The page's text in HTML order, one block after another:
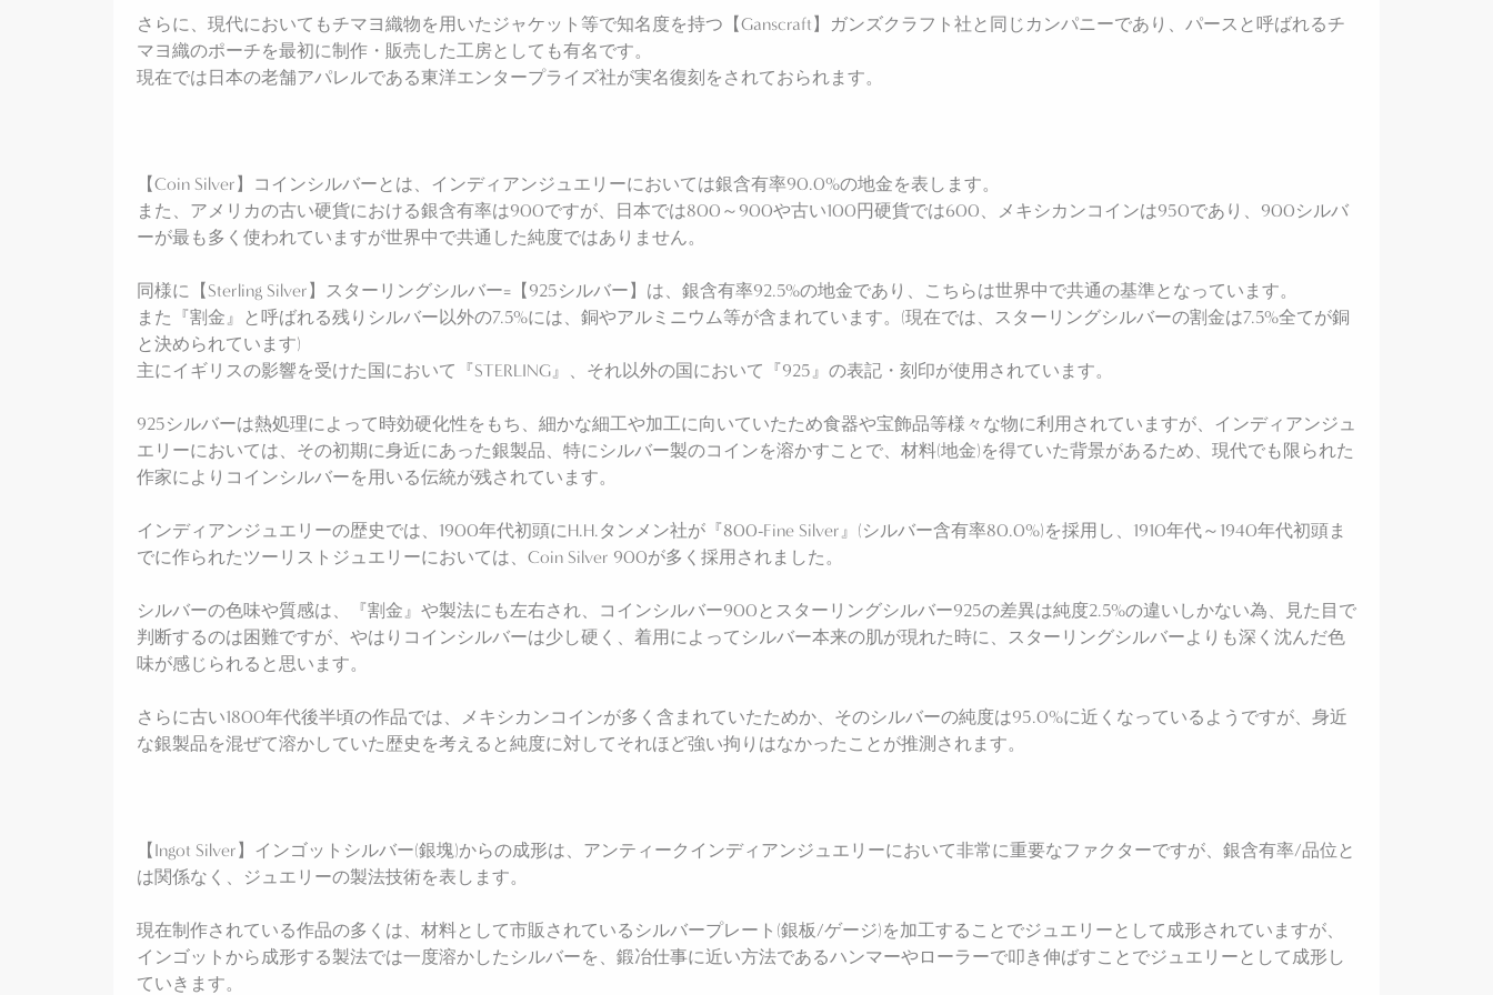
さらに、現代においてもチマヨ織物を用いたジャケット等で知名度を持つ【Ganscraft】ガンズクラフト社と同じカンパニーであり、パースと呼ばれるチ
マヨ織のポーチを最初に制作・販売した工房としても有名です。
現在では日本の老舗アパレルである東洋エンタープライズ社が実名復刻をされておられます。
【Coin Silver】コインシルバーとは、インディアンジュエリーにおいては銀含有率90.0%の地金を表します。
また、アメリカの古い硬貨における銀含有率は900ですが、日本では800～900や古い100円硬貨では600、メキシカンコインは950であり、900シルバ
ーが最も多く使われていますが世界中で共通した純度ではありません。
同様に【Sterling Silver】スターリングシルバー=【925シルバー】は、銀含有率92.5%の地金であり、こちらは世界中で共通の基準となっています。
また『割金』と呼ばれる残りシルバー以外の7.5%には、銅やアルミニウム等が含まれています。(現在では、スターリングシルバーの割金は7.5%全てが銅
と決められています)
主にイギリスの影響を受けた国において『STERLING』、それ以外の国において『925』の表記・刻印が使用されています。
925シルバーは熱処理によって時効硬化性をもち、細かな細工や加工に向いていたため食器や宝飾品等様々な物に利用されていますが、インディアンジュ
エリーにおいては、その初期に身近にあった銀製品、特にシルバー製のコインを溶かすことで、材料(地金)を得ていた背景があるため、現代でも限られた
作家によりコインシルバーを用いる伝統が残されています。
インディアンジュエリーの歴史では、1900年代初頭にH.H.タンメン社が『800-Fine Silver』(シルバー含有率80.0%)を採用し、1910年代～1940年代初頭ま
でに作られたツーリストジュエリーにおいては、Coin Silver 900が多く採用されました。
シルバーの色味や質感は、『割金』や製法にも左右され、コインシルバー900とスターリングシルバー925の差異は純度2.5%の違いしかない為、見た目で
判断するのは困難ですが、やはりコインシルバーは少し硬く、着用によってシルバー本来の肌が現れた時に、スターリングシルバーよりも深く沈んだ色
味が感じられると思います。
さらに古い1800年代後半頃の作品では、メキシカンコインが多く含まれていたためか、そのシルバーの純度は95.0%に近くなっているようですが、身近
な銀製品を混ぜて溶かしていた歴史を考えると純度に対してそれほど強い拘りはなかったことが推測されます。
【Ingot Silver】インゴットシルバー(銀塊)からの成形は、アンティークインディアンジュエリーにおいて非常に重要なファクターですが、銀含有率/品位と
は関係なく、ジュエリーの製法技術を表します。
現在制作されている作品の多くは、材料として市販されているシルバープレート(銀板/ゲージ)を加工することでジュエリーとして成形されていますが、
インゴットから成形する製法では一度溶かしたシルバーを、鍛冶仕事に近い方法であるハンマーやローラーで叩き伸ばすことでジュエリーとして成形し
ていきます。